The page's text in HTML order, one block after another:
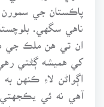
پاڪستان جي
ناهي سگهي.
ان تي هن ملڪ جي
کي هميشه ڳڻتي
اڳواڻن لاءِ ڪنهن
آهي نه ئي